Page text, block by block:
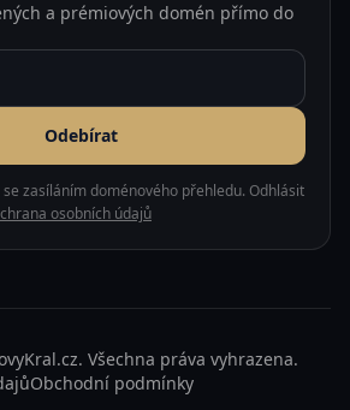
a prémiových domén přímo do
Odebírat
zasíláním doménového přehledu. Odhlásit
osobních údajů
Všechna práva vyhrazena.
Obchodní podmínky